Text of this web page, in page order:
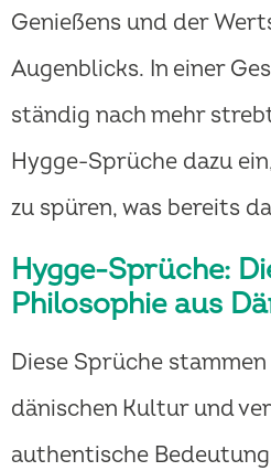
Genießens und der
Augenblicks. In einer
ständig nach mehr
Hygge-Sprüche dazu
zu spüren, was bereits
Hygge-Sprüche:
Philosophie aus
Diese Sprüche
dänischen Kultur und
authentische Bedeutung